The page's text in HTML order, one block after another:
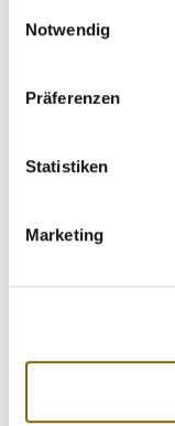
Notwendig
Präferenzen
Statistiken
Marketing